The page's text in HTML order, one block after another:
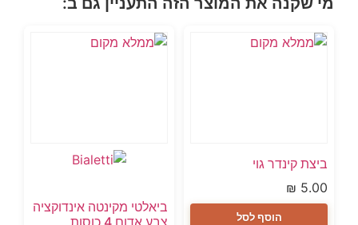
ביצת קינדר גוי
₪ 5.00
הוסף לסל
ביאלטי מקינטה אינדוקציה
צבע אדום 4 כוסות